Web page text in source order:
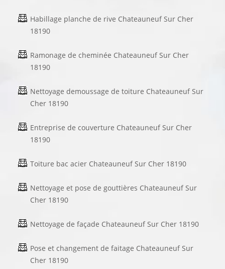
Habillage planche de rive Chateauneuf Sur Cher
18190
Ramonage de cheminée Chateauneuf Sur Cher
18190
Nettoyage demoussage de toiture Chateauneuf Sur
Cher 18190
Entreprise de couverture Chateauneuf Sur Cher
18190
Toiture bac acier Chateauneuf Sur Cher 18190
Nettoyage et pose de gouttières Chateauneuf Sur
Cher 18190
Nettoyage de façade Chateauneuf Sur Cher 18190
Pose et changement de faitage Chateauneuf Sur
Cher 18190